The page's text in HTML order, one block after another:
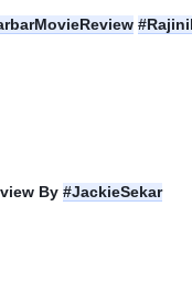
By #JackieSekar